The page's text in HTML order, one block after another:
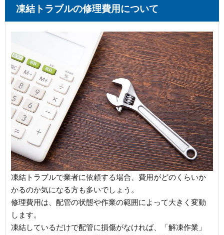
凍結トラブルの修理費用について
凍結トラブルで業者に依頼する場合、費用がどのくらいか
かるのか気になる方も多いでしょう。
修理費用は、配管の状態や作業の範囲によって大きく変動
します。
凍結しているだけで配管に損傷がなければ、「解凍作業」